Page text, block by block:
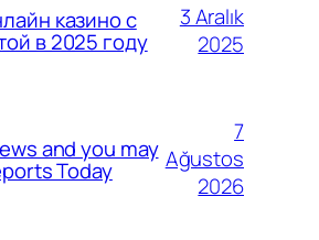
казино с
в 2025 году
3 Aralık
2025
and you may
Today
7
Ağustos
2026